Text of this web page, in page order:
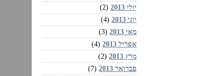
יולי 2013
(2)
יוני 2013
(4)
מאי 2013
(3)
אפריל 2013
(4)
מרץ 2013
(2)
פברואר 2013
(7)